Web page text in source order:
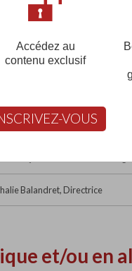
sante.fr
Balandret, Directrice
et/ou en
Accédez au
contenu exclusif
VOUS